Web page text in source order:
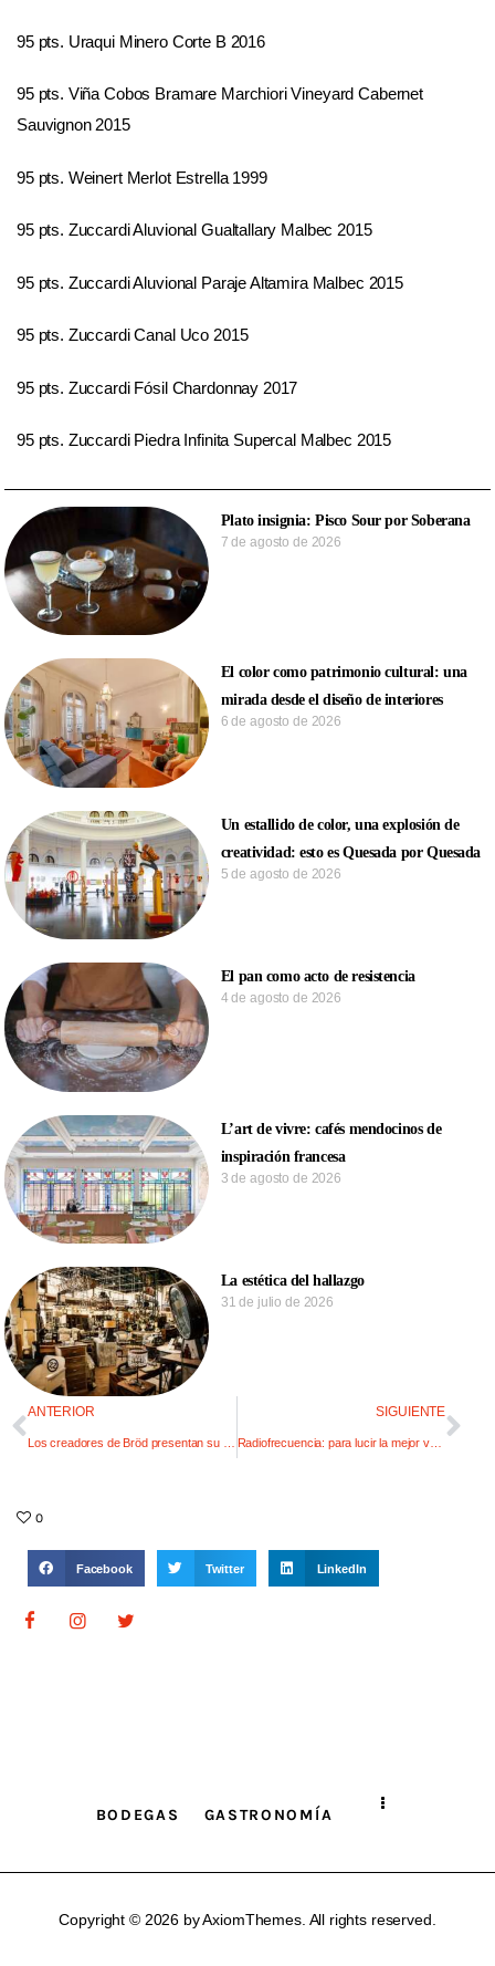
95 pts. Uraqui Minero Corte B 2016
95 pts. Viña Cobos Bramare Marchiori Vineyard Cabernet
Sauvignon 2015
95 pts. Weinert Merlot Estrella 1999
95 pts. Zuccardi Aluvional Gualtallary Malbec 2015
95 pts. Zuccardi Aluvional Paraje Altamira Malbec 2015
95 pts. Zuccardi Canal Uco 2015
95 pts. Zuccardi Fósil Chardonnay 2017
95 pts. Zuccardi Piedra Infinita Supercal Malbec 2015
Plato insignia: Pisco Sour por Soberana
7 de agosto de 2026
El color como patrimonio cultural: una
mirada desde el diseño de interiores
6 de agosto de 2026
Un estallido de color, una explosión de
creatividad: esto es Quesada por Quesada
5 de agosto de 2026
El pan como acto de resistencia
4 de agosto de 2026
L’art de vivre: cafés mendocinos de
inspiración francesa
3 de agosto de 2026
La estética del hallazgo
31 de julio de 2026
ANTERIOR SIGUIENTE
Radiofrecuencia: para lucir la mejor versión de tu piel
0
Facebook Twitter LinkedIn
BODEGAS GASTRONOMÍA
Copyright © 2026 by AxiomThemes. All rights reserved.